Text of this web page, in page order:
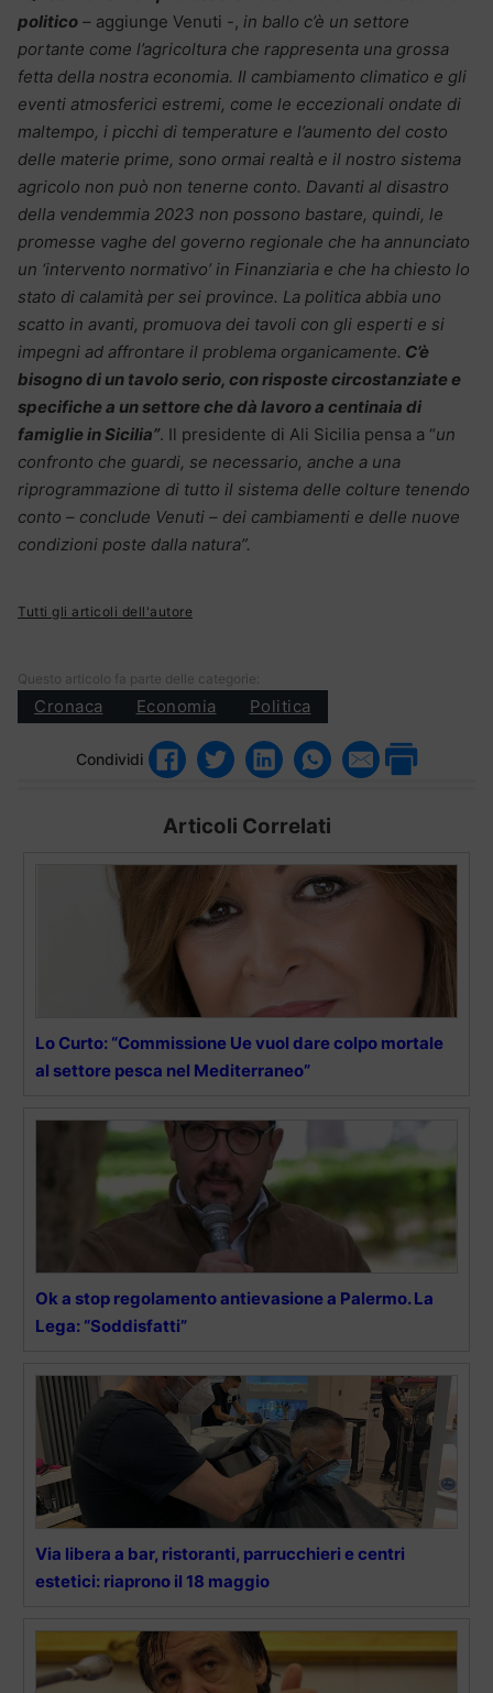
politico – aggiunge Venuti -, in ballo c’è un settore
portante come l’agricoltura che rappresenta una grossa
fetta della nostra economia. Il cambiamento climatico e gli
eventi atmosferici estremi, come le eccezionali ondate di
maltempo, i picchi di temperature e l’aumento del costo
delle materie prime, sono ormai realtà e il nostro sistema
agricolo non può non tenerne conto. Davanti al disastro
della vendemmia 2023 non possono bastare, quindi, le
promesse vaghe del governo regionale che ha annunciato
un ‘intervento normativo’ in Finanziaria e che ha chiesto lo
stato di calamità per sei province. La politica abbia uno
scatto in avanti, promuova dei tavoli con gli esperti e si
impegni ad affrontare il problema organicamente. C’è
bisogno di un tavolo serio, con risposte circostanziate e
specifiche a un settore che dà lavoro a centinaia di
famiglie in Sicilia”. Il presidente di Ali Sicilia pensa a “un
confronto che guardi, se necessario, anche a una
riprogrammazione di tutto il sistema delle colture tenendo
conto – conclude Venuti – dei cambiamenti e delle nuove
condizioni poste dalla natura”.
Tutti gli articoli dell'autore
Questo articolo fa parte delle categorie:
Cronaca Economia Politica
Condividi
Articoli Correlati
Lo Curto: “Commissione Ue vuol dare colpo mortale
al settore pesca nel Mediterraneo”
Ok a stop regolamento antievasione a Palermo. La
Lega: “Soddisfatti”
Via libera a bar, ristoranti, parrucchieri e centri
estetici: riaprono il 18 maggio